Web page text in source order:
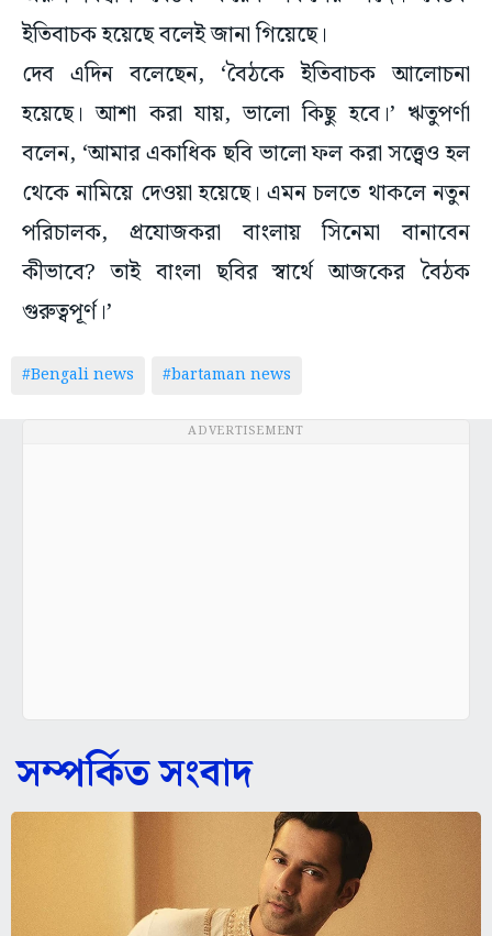
ইতিবাচক হয়েছে বলেই জানা গিয়েছে।
দেব এদিন বলেছেন, ‘বৈঠকে ইতিবাচক আলোচনা
হয়েছে। আশা করা যায়, ভালো কিছু হবে।’ ঋতুপর্ণা
বলেন, ‘আমার একাধিক ছবি ভালো ফল করা সত্ত্বেও হল
থেকে নামিয়ে দেওয়া হয়েছে। এমন চলতে থাকলে নতুন
পরিচালক, প্রযোজকরা বাংলায় সিনেমা বানাবেন
কীভাবে? তাই বাংলা ছবির স্বার্থে আজকের বৈঠক
গুরুত্বপূর্ণ।’
#Bengali news #bartaman news
ADVERTISEMENT
সম্পর্কিত সংবাদ